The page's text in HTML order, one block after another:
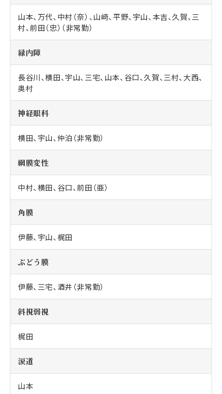
山本、万代、中村（奈）、山﨑、平野、宇山、本吉、久賀、三
村、前田（忠）（非常勤）
緑内障
長谷川、横田、宇山、三宅、山本、谷口、久賀、三村、大西、
奥村
神経眼科
横田、宇山、仲泊（非常勤）
網膜変性
中村、横田、谷口、前田（亜）
角膜
伊藤、宇山、梶田
ぶどう膜
伊藤、三宅、酒井（非常勤）
斜視弱視
梶田
涙道
山本